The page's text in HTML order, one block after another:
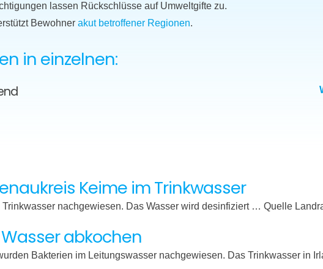
lassen Rückschlüsse auf Umweltgifte zu.
Bewohner akut betroffener Regionen.
in einzelnen:
Keime im Trinkwasser
nachgewiesen. Das Wasser wird desinfiziert … Quelle
abkochen
Bakterien im Leitungswasser nachgewiesen. Das Trinkwasser in